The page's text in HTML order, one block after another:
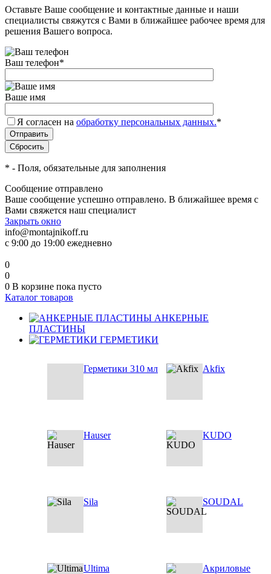
Оставьте Ваше сообщение и контактные данные и наши
специалисты свяжутся с Вами в ближайшее рабочее время для
решения Вашего вопроса.
Ваш телефон*
Ваше имя
Я согласен на обработку персональных данных.*
* - Поля, обязательные для заполнения
Сообщение отправлено
Ваше сообщение успешно отправлено. В ближайшее время с
Вами свяжется наш специалист
Закрыть окно
info@montajnikoff.ru
с 9:00 до 19:00 ежедневно
0
0
0 В корзине пока пусто
Каталог товаров
АНКЕРНЫЕ
ПЛАСТИНЫ
ГЕРМЕТИКИ
Герметики 310 мл Akfix
Hauser KUDO
Sila SOUDAL
Ultima Акриловые